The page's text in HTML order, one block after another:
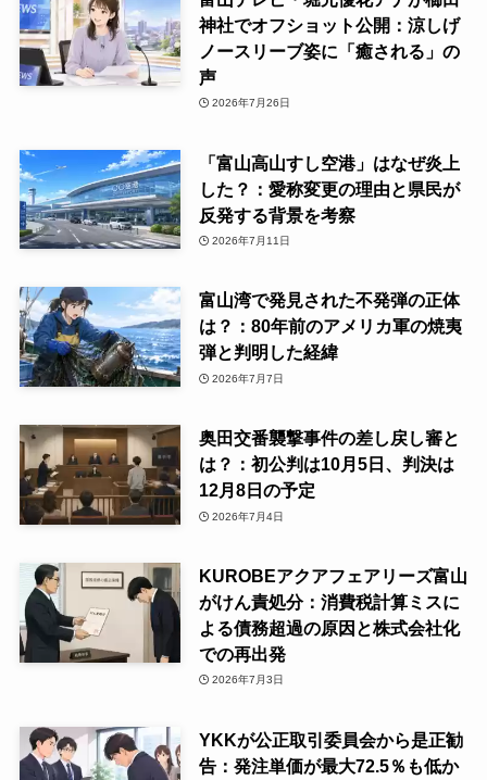
神社でオフショット公開：涼しげ
ノースリーブ姿に「癒される」の
声
2026年7月26日
「富山高山すし空港」はなぜ炎上
した？：愛称変更の理由と県民が
反発する背景を考察
2026年7月11日
富山湾で発見された不発弾の正体
は？：80年前のアメリカ軍の焼夷
弾と判明した経緯
2026年7月7日
奥田交番襲撃事件の差し戻し審と
は？：初公判は10月5日、判決は
12月8日の予定
2026年7月4日
KUROBEアクアフェアリーズ富山
がけん責処分：消費税計算ミスに
よる債務超過の原因と株式会社化
での再出発
2026年7月3日
YKKが公正取引委員会から是正勧
告：発注単価が最大72.5％も低か